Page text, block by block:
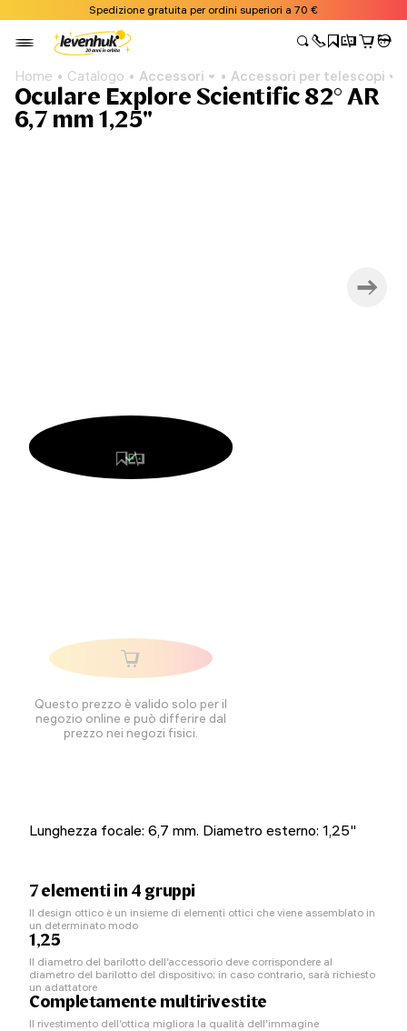
Spedizione gratuita per ordini superiori a 70 €
Home Catalogo Accessori Accessori per telescopi
Oculare Explore Scientific 82° AR
6,7 mm 1,25"
Questo prezzo è valido solo per il
negozio online e può differire dal
prezzo nei negozi fisici.
Lunghezza focale: 6,7 mm. Diametro esterno: 1,25"
7 elementi in 4 gruppi
Il design ottico è un insieme di elementi ottici che viene assemblato in
un determinato modo
1,25
Il diametro del barilotto dell’accessorio deve corrispondere al
diametro del barilotto del dispositivo; in caso contrario, sarà richiesto
un adattatore
Completamente multirivestite
Il rivestimento dell’ottica migliora la qualità dell’immagine